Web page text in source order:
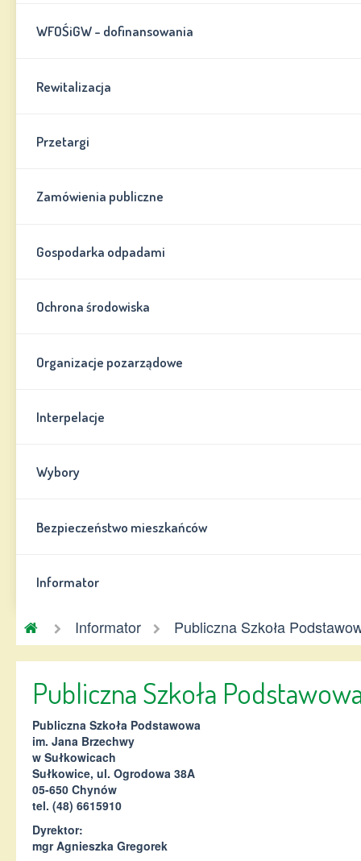
WFOŚiGW - dofinansowania
Rewitalizacja
Przetargi
Zamówienia publiczne
Gospodarka odpadami
Ochrona środowiska
Organizacje pozarządowe
Interpelacje
Wybory
Bezpieczeństwo mieszkańców
Informator
Gmina
Chynów
Informator Publiczna Szkoła
Publiczna Szkoła
Publiczna Szkoła Podstawowa
im. Jana Brzechwy
w Sułkowicach
Sułkowice, ul. Ogrodowa 38A
05-650 Chynów
tel. (48) 6615910
Dyrektor:
mgr Agnieszka Gregorek